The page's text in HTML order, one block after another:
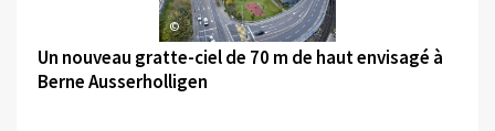
©
Un nouveau gratte-ciel de 70 m de haut envisagé à
Berne Ausserholligen